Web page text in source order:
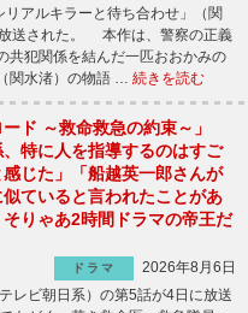
アルキラーと待ち合わせ」（関
送された。 本作は、警察の正義
共犯関係を結んだ一匹おおかみの
関水渚）の物語 … 続きを読む
ード ～救命救急の約束～」
、特に人を指導するのはすご
感じた」「船越英一郎さんが
似ていると言われたことがあ
りゃあ2時間ドラマの帝王だ
ドラマ
2026年8月6日
レビ朝日系）の第5話が4日に放送